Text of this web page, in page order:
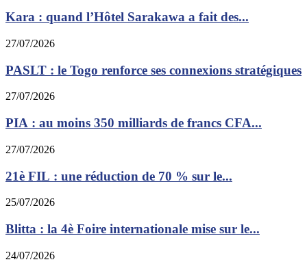
Kara : quand l’Hôtel Sarakawa a fait des...
27/07/2026
PASLT : le Togo renforce ses connexions stratégiques
27/07/2026
PIA : au moins 350 milliards de francs CFA...
27/07/2026
21è FIL : une réduction de 70 % sur le...
25/07/2026
Blitta : la 4è Foire internationale mise sur le...
24/07/2026